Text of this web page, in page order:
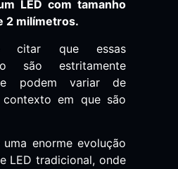
LED com tamanho
2 milímetros.
citar que essas
são estritamente
e podem variar de
em que são
enorme evolução
LED tradicional, onde